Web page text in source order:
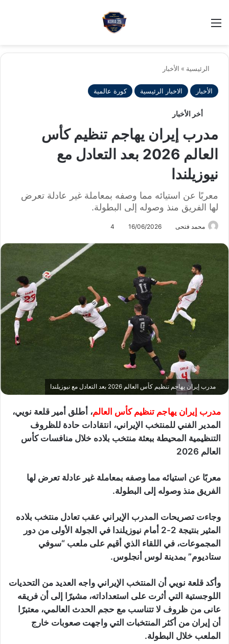
الرئيسية » الأخبار
الأخبار الاخبار الرئيسية كورة عالمية
أخر الأخبار
مدرب إيران يهاجم تنظيم كأس
العالم 2026 بعد التعادل مع
نيوزيلندا
معربًا عن استيائه مما وصفه بمعاملة غير عادلة تعرض
لها الفريق منذ وصوله إلى البطولة.
محمد فتحى 16/06/2026
4
مدرب إيران يهاجم تنظيم كأس العالم 2026 بعد التعادل مع نيوزيلندا
مدرب إيران يهاجم تنظيم كأس العالم، أطلق أمير قلعة نويي،
المدير الفني للمنتخب الإيراني، انتقادات حادة للظروف
التنظيمية المحيطة ببعثة منتخب بلاده خلال منافسات كأس
العالم 2026
معربًا عن استيائه مما وصفه بمعاملة غير عادلة تعرض لها
الفريق منذ وصوله إلى البطولة.
وجاءت تصريحات المدرب الإيراني عقب تعادل منتخب بلاده
المثير بنتيجة 2-2 أمام نيوزيلندا في الجولة الأولى من دور
المجموعات، في اللقاء الذي أقيم على ملعب “سوفي
ستاديوم” بمدينة لوس أنجلوس.
وأكد قلعة نويي أن المنتخب الإيراني واجه العديد من التحديات
اللوجستية التي أثرت على استعداداته، مشيرًا إلى أن فريقه
عانى من ظروف لا تتناسب مع حجم الحدث العالمي، معتبرًا
أن إيران من أكثر المنتخبات التي واجهت صعوبات خارج
الملعب خلال البطولة.